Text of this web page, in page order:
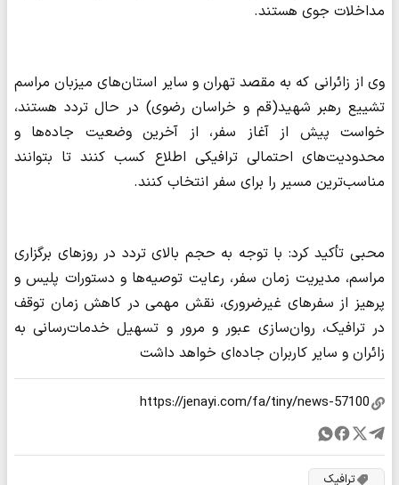
مداخلات جوی هستند.
وی از زائرانی که به مقصد تهران و سایر استان‌های میزبان مراسم
تشییع رهبر شهید(قم و خراسان رضوی) در حال تردد هستند،
خواست پیش از آغاز سفر، از آخرین وضعیت جاده‌ها و
محدودیت‌های احتمالی ترافیکی اطلاع کسب کنند تا بتوانند
مناسب‌ترین مسیر را برای سفر انتخاب کنند.
محبی تأکید کرد: با توجه به حجم بالای تردد در روزهای برگزاری
مراسم، مدیریت زمان سفر، رعایت توصیه‌ها و دستورات پلیس و
پرهیز از سفرهای غیرضروری، نقش مهمی در کاهش زمان توقف
در ترافیک، روان‌سازی عبور و مرور و تسهیل خدمات‌رسانی به
زائران و سایر کاربران جاده‌ای خواهد داشت
ترافیک